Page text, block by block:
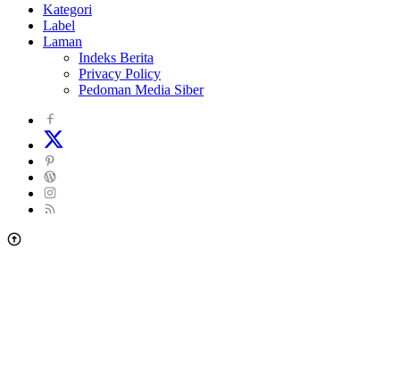
Kategori
Label
Laman
Indeks Berita
Privacy Policy
Pedoman Media Siber